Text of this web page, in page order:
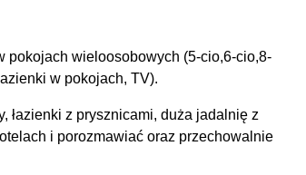
pokojach wieloosobowych (5-cio,6-cio,8-
w pokojach, TV).
łazienki z prysznicami, duża jadalnię z
i porozmawiać oraz przechowalnie